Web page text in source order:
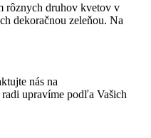
rôznych druhov kvetov v
dekoračnou zeleňou. Na
nás na
upravíme podľa Vašich